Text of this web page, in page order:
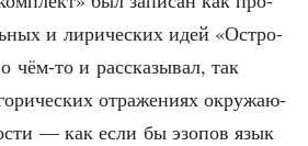
и лири­че­ских идей «Ост­ро­
чём-то и рас­ска­зы­вал, так
отра­же­ни­ях окру­жа­ю­
— как если бы эзо­пов язык